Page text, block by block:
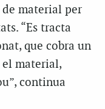
material per
“Es tracta
que cobra un
material,
continua